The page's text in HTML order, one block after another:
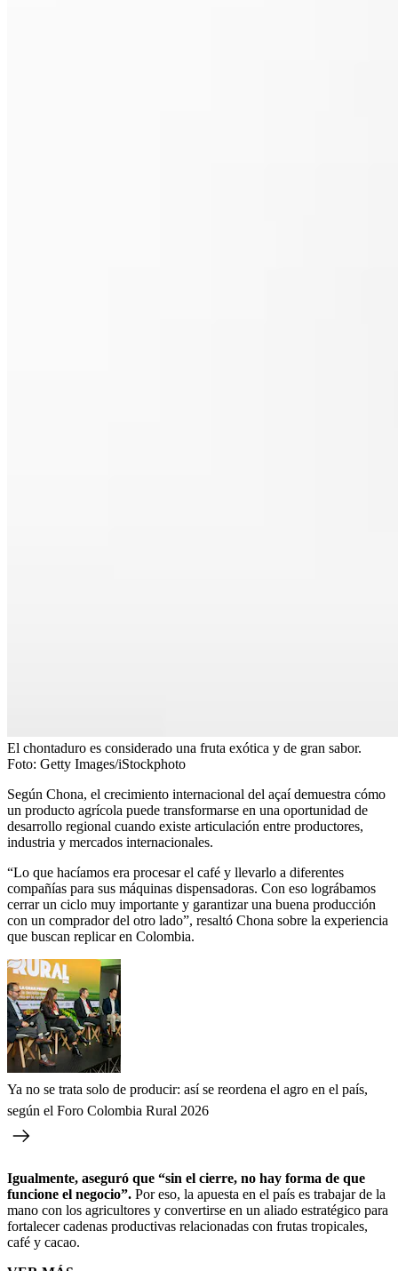
El chontaduro es considerado una fruta exótica y de gran sabor.
Foto: Getty Images/iStockphoto
Según Chona, el crecimiento internacional del açaí demuestra cómo
un producto agrícola puede transformarse en una oportunidad de
desarrollo regional cuando existe articulación entre productores,
industria y mercados internacionales.
“Lo que hacíamos era procesar el café y llevarlo a diferentes
compañías para sus máquinas dispensadoras. Con eso lográbamos
cerrar un ciclo muy importante y garantizar una buena producción
con un comprador del otro lado”, resaltó Chona sobre la experiencia
que buscan replicar en Colombia.
Ya no se trata solo de producir: así se reordena el agro en el país,
según el Foro Colombia Rural 2026
Igualmente, aseguró que “sin el cierre, no hay forma de que
funcione el negocio”. Por eso, la apuesta en el país es trabajar de la
mano con los agricultores y convertirse en un aliado estratégico para
fortalecer cadenas productivas relacionadas con frutas tropicales,
café y cacao.